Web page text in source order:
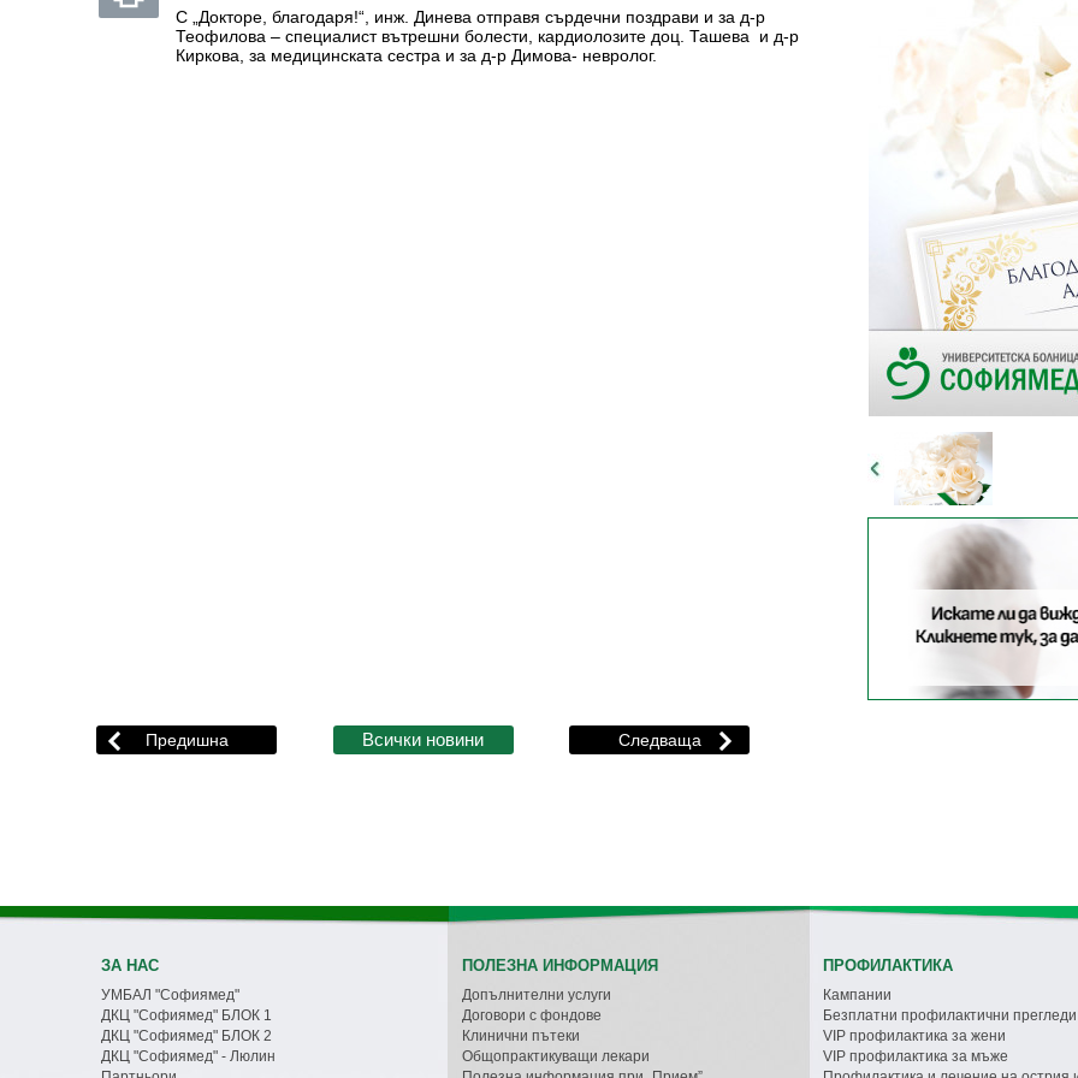
С „Докторе, благодаря!“, инж. Динева отправя сърдечни поздрави и за д-р
Теофилова – специалист вътрешни болести, кардиолозите доц. Ташева и д-р
Киркова, за медицинската сестра и за д-р Димова- невролог.
ЗА НАС
УМБАЛ "Софиямед"
ДКЦ "Софиямед" БЛОК 1
ДКЦ "Софиямед" БЛОК 2
ДКЦ "Софиямед" - Люлин
ПОЛЕЗНА ИНФОРМАЦИЯ
Допълнителни услуги
Договори с фондове
Клинични пътеки
Общопрактикуващи лекари
ПРОФИЛАКТИКА
Кампании
Безплатни профилактични прегледи
VIP профилактика за жени
VIP профилактика за мъже